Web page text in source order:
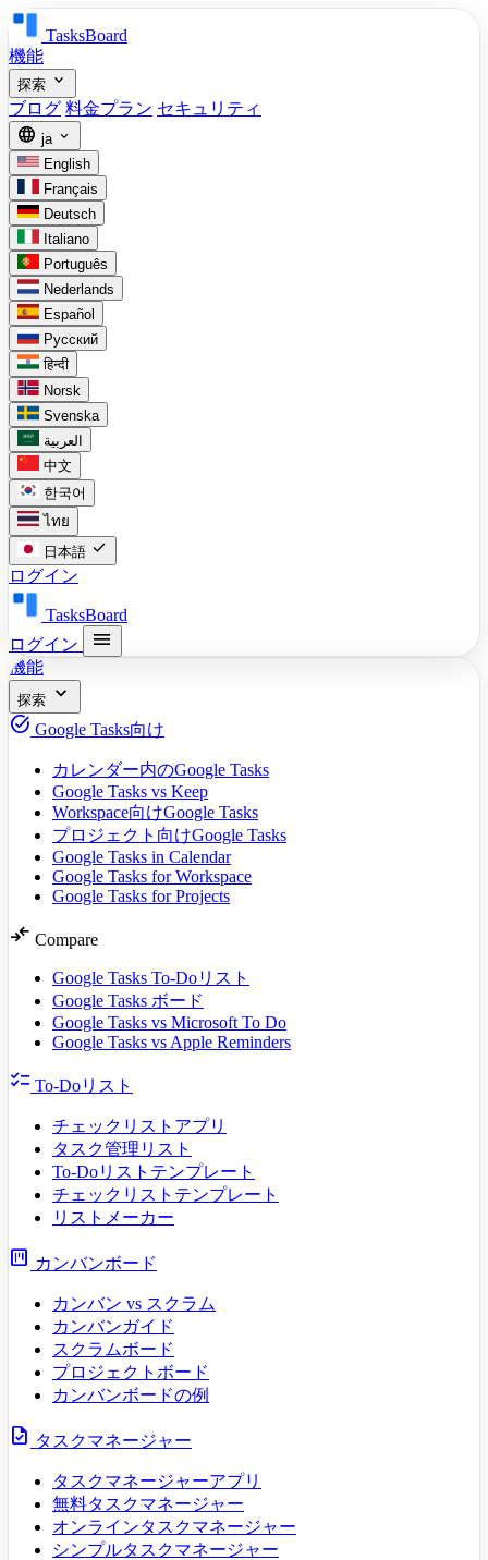
TasksBoard
機能
探索 expand_more
ブログ 料金プラン セキュリティ
language ja expand_more
English
Français
Deutsch
Italiano
Português
Nederlands
Español
Русский
हिन्दी
Norsk
Svenska
العربية
中文
한국어
ไทย
日本語 check
ログイン
TasksBoard
ログイン
menu
機能
探索 expand_more
task_alt Google Tasks向け
カレンダー内のGoogle Tasks
Google Tasks vs Keep
Workspace向けGoogle Tasks
プロジェクト向けGoogle Tasks
Google Tasks in Calendar
Google Tasks for Workspace
Google Tasks for Projects
compare_arrows Compare
Google Tasks To-Doリスト
Google Tasks ボード
Google Tasks vs Microsoft To Do
Google Tasks vs Apple Reminders
checklist To-Doリスト
チェックリストアプリ
タスク管理リスト
To-Doリストテンプレート
チェックリストテンプレート
リストメーカー
view_kanban カンバンボード
カンバン vs スクラム
カンバンガイド
スクラムボード
プロジェクトボード
カンバンボードの例
task タスクマネージャー
タスクマネージャーアプリ
無料タスクマネージャー
オンラインタスクマネージャー
シンプルタスクマネージャー